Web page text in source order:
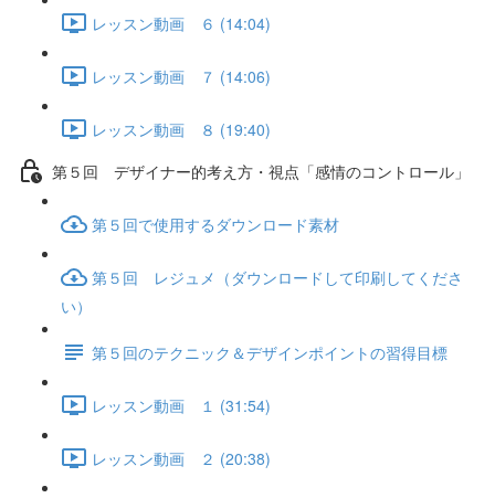
レッスン動画 ６ (14:04)
レッスン動画 ７ (14:06)
レッスン動画 ８ (19:40)
第５回 デザイナー的考え方・視点「感情のコントロール」
第５回で使用するダウンロード素材
第５回 レジュメ（ダウンロードして印刷してくださ
い）
第５回のテクニック＆デザインポイントの習得目標
レッスン動画 １ (31:54)
レッスン動画 ２ (20:38)